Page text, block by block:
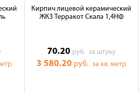
Кирпич лицевой керамический
ЖКЗ Терракот Скала 1,4НФ
70.20 руб. за штуку
3 580.20 руб.за кв. метр